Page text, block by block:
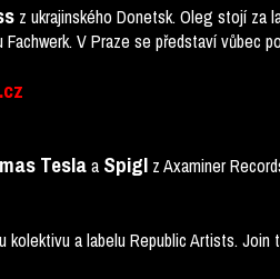
z ukrajinského Donetsk. Oleg stojí za
V Praze se představí vůbec
Teslaa Spigl z Axaminer
kolektivu a labelu Republic Artists. Join